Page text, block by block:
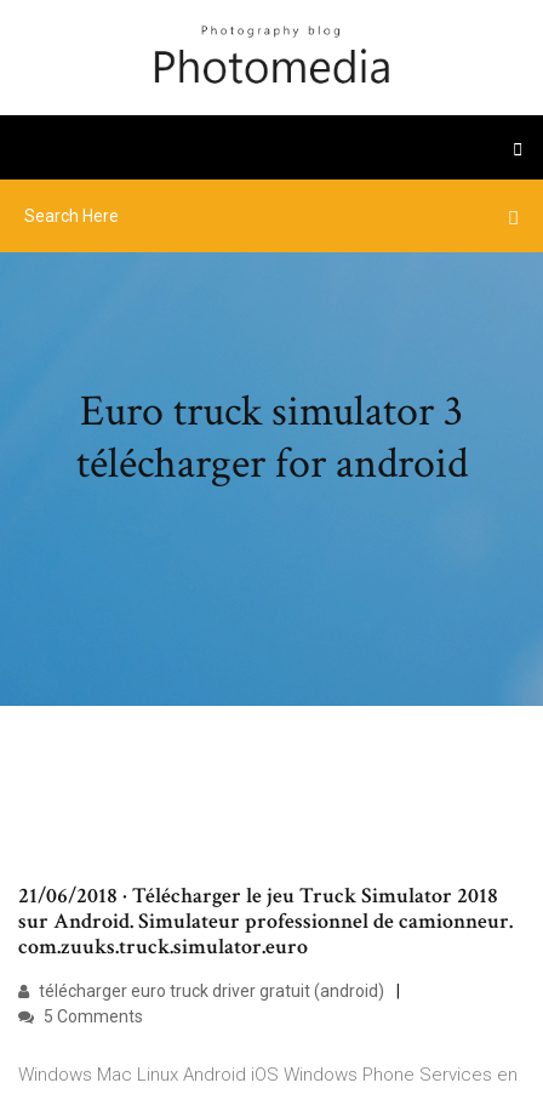
Euro truck simulator 3
télécharger for android
21/06/2018 · Télécharger le jeu Truck Simulator 2018
sur Android. Simulateur professionnel de camionneur.
com.zuuks.truck.simulator.euro
télécharger euro truck driver gratuit (android)
5 Comments
Windows Mac Linux Android iOS Windows Phone Services en